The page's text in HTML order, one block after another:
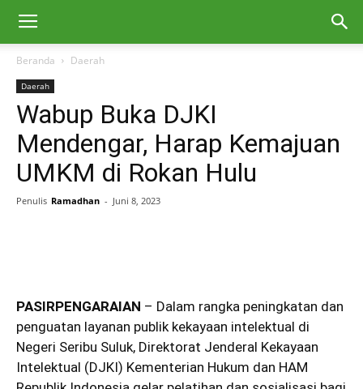
Beranda Daerah
Daerah
Wabup Buka DJKI
Mendengar, Harap Kemajuan
UMKM di Rokan Hulu
Penulis Ramadhan - Juni 8, 2023
PASIRPENGARAIAN – Dalam rangka peningkatan dan
penguatan layanan publik kekayaan intelektual di
Negeri Seribu Suluk, Direktorat Jenderal Kekayaan
Intelektual (DJKI) Kementerian Hukum dan HAM